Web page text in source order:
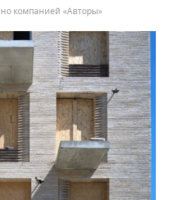
компанией «Авторы»